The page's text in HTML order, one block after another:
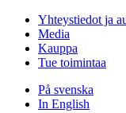
Hyppää
sisältöön
Yhteystiedot ja
Media
Kauppa
Tue toimintaa
På svenska
In English